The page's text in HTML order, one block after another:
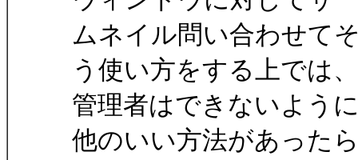
ムネイル問い合わせて
う使い方をする上では、
管理者はできないよう
他のいい方法があった